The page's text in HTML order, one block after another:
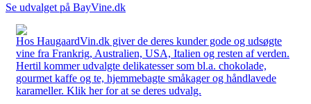
Se udvalget på BayVine.dk
Hos HaugaardVin.dk giver de deres kunder gode og udsøgte
vine fra Frankrig, Australien, USA, Italien og resten af verden.
Hertil kommer udvalgte delikatesser som bl.a. chokolade,
gourmet kaffe og te, hjemmebagte småkager og håndlavede
karameller. Klik her for at se deres udvalg.